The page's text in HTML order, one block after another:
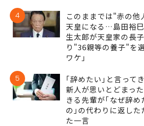
4
このままでは"赤の他
天皇になる…島田裕
生太郎が天皇家の長
り"36親等の養子"を
ワケ｣
5
｢辞めたい｣と言って
新人が思いとどまっ
きる先輩が｢なぜ辞め
の｣の代わりに返した
た一言